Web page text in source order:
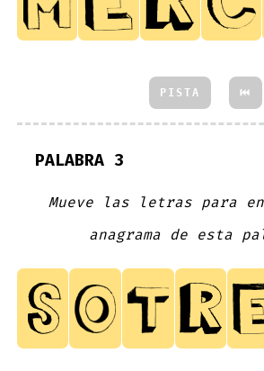
PISTA ⏮
PALABRA 3
Mueve las letras para
anagrama de esta